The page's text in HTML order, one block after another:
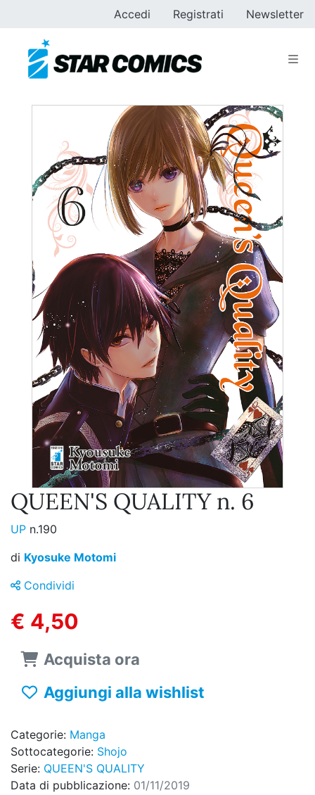
Accedi Registrati Newsletter
QUEEN'S QUALITY n. 6
UP n.190
di Kyosuke Motomi
Condividi
€ 4,50
Acquista ora
Aggiungi alla wishlist
Categorie: Manga
Sottocategorie: Shojo
Serie: QUEEN'S QUALITY
Data di pubblicazione: 01/11/2019